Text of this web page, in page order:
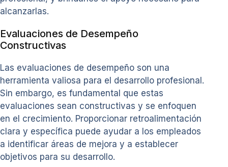
alcanzarlas.
Evaluaciones de Desempeño
Constructivas
Las evaluaciones de desempeño son una
herramienta valiosa para el desarrollo profesional.
Sin embargo, es fundamental que estas
evaluaciones sean constructivas y se enfoquen
en el crecimiento. Proporcionar retroalimentación
clara y específica puede ayudar a los empleados
a identificar áreas de mejora y a establecer
objetivos para su desarrollo.